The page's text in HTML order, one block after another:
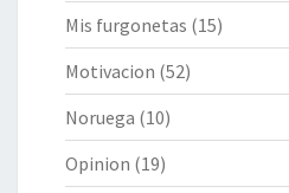
Mis furgonetas (15)
Motivacion (52)
Noruega (10)
Opinion (19)